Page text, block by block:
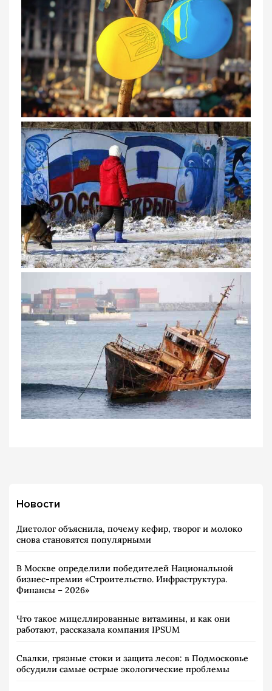
Новости
Диетолог объяснила, почему кефир, творог и молоко
снова становятся популярными
В Москве определили победителей Национальной
бизнес-премии «Строительство. Инфраструктура.
Финансы – 2026»
Что такое мицеллированные витамины, и как они
работают, рассказала компания IPSUM
Свалки, грязные стоки и защита лесов: в Подмосковье
обсудили самые острые экологические проблемы